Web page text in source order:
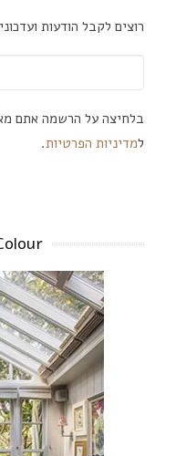
רוצים לקבל הודעות
בלחיצה על הרשמה אתם
למדיניות הפרטיות.